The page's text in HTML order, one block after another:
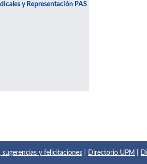
y Representación PAS
sugerencias y felicitaciones Directorio UPM